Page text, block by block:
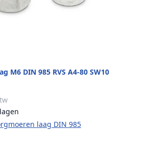
M6 DIN 985 RVS A4-80 SW10
laag DIN 985